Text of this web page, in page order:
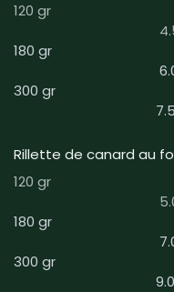
4.50
6.00
7.50
Rillette de canard au
5.00
7.00
9.00